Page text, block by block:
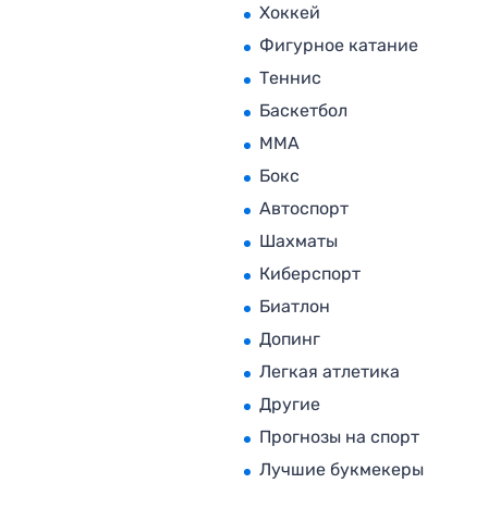
Хоккей
Фигурное катание
Теннис
Баскетбол
MMA
Бокс
Автоспорт
Шахматы
Киберспорт
Биатлон
Допинг
Легкая атлетика
Другие
Прогнозы на спорт
Лучшие букмекеры